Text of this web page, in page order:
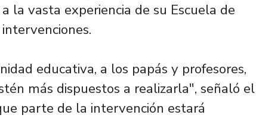
la vasta experiencia de su Escuela de
educativa, a los papás y profesores,
más dispuestos a realizarla", señaló el
parte de la intervención estará